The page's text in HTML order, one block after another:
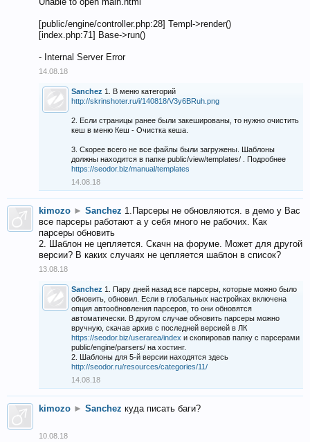
[public/engine/controller.php:28] Templ->render()
[index.php:71] Base->run()
- Internal Server Error
14.08.18
Sanchez 1. В меню категорий
http://skrinshoter.ru/i/140818/V3y6BRuh.png
2. Если страницы ранее были закешированы, то нужно очистить
кеш в меню Кеш - Очистка кеша.
3. Скорее всего не все файлы были загружены. Шаблоны
должны находится в папке public/view/templates/ . Подробнее
https://seodor.biz/manual/templates
14.08.18
kimozo ► Sanchez 1.Парсеры не обновляются. в демо у Вас
все парсеры работают а у себя много не рабочих. Как
парсеры обновить
2. Шаблон не цепляется. Скачн на форуме. Может для другой
версии? В каких случаях не цепляется шаблон в список?
13.08.18
Sanchez 1. Пару дней назад все парсеры, которые можно было
обновить, обновил. Если в глобальных настройках включена
опция автообновления парсеров, то они обновятся
автоматически. В другом случае обновить парсеры можно
вручную, скачав архив с последней версией в ЛК
https://seodor.biz/userarea/index и скопировав папку с парсерами
public/engine/parsers/ на хостинг.
2. Шаблоны для 5-й версии находятся здесь
http://seodor.ru/resources/categories/11/
14.08.18
kimozo ► Sanchez куда писать баги?
10.08.18